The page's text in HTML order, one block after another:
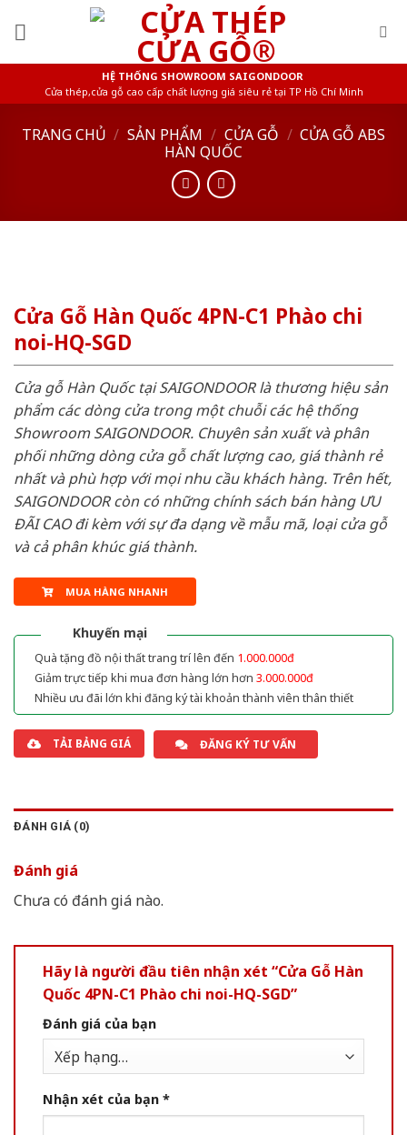
HỆ THỐNG SHOWROOM SAIGONDOOR
Cửa thép,cửa gỗ cao cấp chất lượng giá siêu rẻ tại TP Hồ Chí Minh
TRANG CHỦ / SẢN PHẨM / CỬA GỖ / CỬA GỖ ABS
HÀN QUỐC
Cửa Gỗ Hàn Quốc 4PN-C1 Phào chi
noi-HQ-SGD
Cửa gỗ Hàn Quốc tại SAIGONDOOR là thương hiệu sản
phẩm các dòng cửa trong một chuỗi các hệ thống
Showroom SAIGONDOOR. Chuyên sản xuất và phân
phối những dòng cửa gỗ chất lượng cao, giá thành rẻ
nhất và phù hợp với mọi nhu cầu khách hàng. Trên hết,
SAIGONDOOR còn có những chính sách bán hàng ƯU
ĐÃI CAO đi kèm với sự đa dạng về mẫu mã, loại cửa gỗ
và cả phân khúc giá thành.
MUA HÀNG NHANH
Khuyến mại
Quà tặng đồ nội thất trang trí lên đến 1.000.000đ
Giảm trực tiếp khi mua đơn hàng lớn hơn 3.000.000đ
Nhiều ưu đãi lớn khi đăng ký tài khoản thành viên thân thiết
TẢI BẢNG GIÁ ĐĂNG KÝ TƯ VẤN
ĐÁNH GIÁ (0)
Đánh giá
Chưa có đánh giá nào.
Hãy là người đầu tiên nhận xét “Cửa Gỗ Hàn
Quốc 4PN-C1 Phào chi noi-HQ-SGD”
Đánh giá của bạn
Nhận xét của bạn *